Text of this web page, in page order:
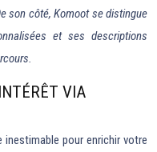
son côté, Komoot se distingue
et ses descriptions
VIA
pour enrichir votre